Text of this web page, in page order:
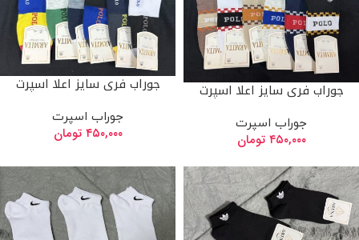
جوراب فری سایز اعلا اسپرت
جوراب اسپرت
۴۵۰,۰۰۰ تومان
جوراب فری سایز اعلا اسپرت
جوراب اسپرت
۴۵۰,۰۰۰ تومان